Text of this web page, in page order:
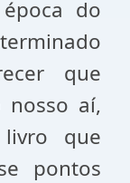
época do
que
nosso aí,
que
pontos